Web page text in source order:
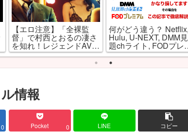
【エロ注意】「全裸監
督」で村西とおるの凄さ
を知れ！レジェンドAV監
督を演じるのは山田孝
何がどう違う？ Netflix,
Hulu, U-NEXT, DMM
題chライト, FODプレ
アムを徹底比較！
情報
0 Pocket 0 LINE コピー